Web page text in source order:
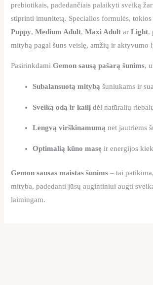
prebiotikais, padedančiais palaikyti sveiką
stiprinti imunitetą. Specialios formulės,
Puppy,Medium Adult,Maxi Adult arLight,
mitybą pagal šuns veislę, amžių ir aktyvumo
PasirinkdamiGemon sausą pašarą šunims,
Subalansuotą mitybą šuniukams ir
Sveiką odą ir kailį dėl natūralių
Lengvą virškinamumą net jautriems
Optimalią kūno masę ir energijos
Gemon sausas maistas šunims – tai
mityba, padedanti jūsų augintiniui augti
laimingam.